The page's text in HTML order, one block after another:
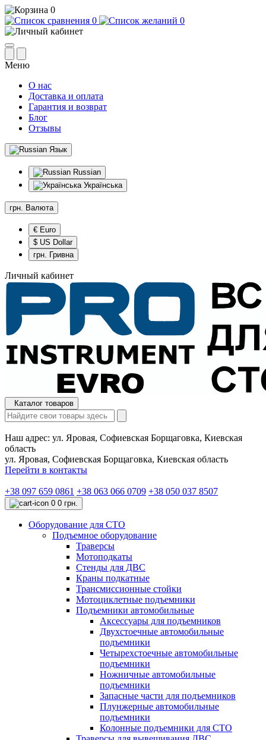
0
0
0
Меню
О нас
Доставка и оплата
Гарантия и возврат
Блог
Отзывы
Язык
Russian
Українська
грн. Валюта
€ Euro
$ US Dollar
грн. Гривна
Личный кабинет
Каталог товаров
Наш адрес: ул. Яровая, Софиевская Борщаговка, Киевская
область
ул. Яровая, Софиевская Борщаговка, Киевская область
Перейти в контакты
+38 097 659 0861 +38 063 066 0709 +38 050 037 8507
0 0 грн.
Оборудование для СТО
Подъемное оборудование
Траверсы
Мотоподкаты
Стенды для ДВС
Краны подкатные
Трансмиссионные стойки
Мотоциклетные подъемники
Подъемники автомобильные
Аксессуары для подъемников
Двухстоечные автомобильные
подъемники
Четырехстоечные автомобильные
подъемники
Ножничные автомобильные
подъемники
Запасные части для подъемников
Плунжерные автомобильные
подъемники
Колонные подъемники для СТО